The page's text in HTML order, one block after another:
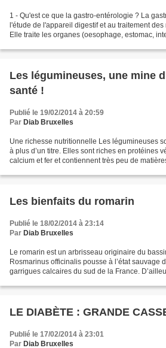
1 - Qu'est ce que la gastro-entérologie ? La
l'étude de l'appareil digestif et au traitement
Elle traite les organes (oesophage, estomac,
Les légumineuses, une mine
santé !
Publié le 19/02/2014 à 20:59
Par Diab Bruxelles
Une richesse nutritionnelle Les légumineuses
à plus d’un titre. Elles sont riches en protéines
calcium et fer et contiennent très peu de
Les bienfaits du romarin
Publié le 18/02/2014 à 23:14
Par Diab Bruxelles
Le romarin est un arbrisseau originaire du
Rosmarinus officinalis pousse à l’état sauvage
garrigues calcaires du sud de la France.
LE DIABÈTE : GRANDE
Publié le 17/02/2014 à 23:01
Par Diab Bruxelles